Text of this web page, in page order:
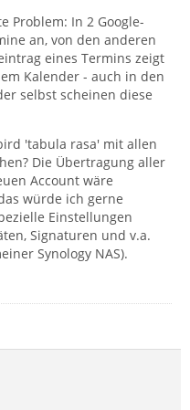
Problem: In 2 Google-
an, von den anderen
eines Termins zeigt
Kalender - auch in den
selbst scheinen diese
'tabula rasa' mit allen
Die Übertragung aller
Account wäre
würde ich gerne
Einstellungen
Signaturen und v.a.
Synology NAS).